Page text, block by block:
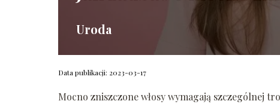
Uroda
Data publikacji: 2023-03-17
Mocno zniszczone włosy wymagają szczególnej